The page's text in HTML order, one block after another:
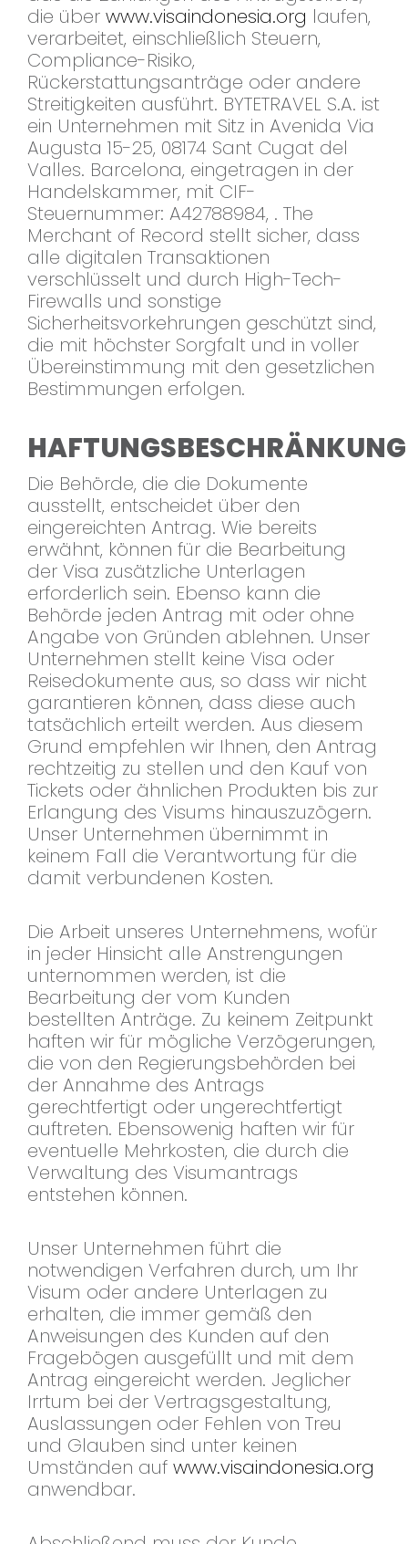
die über www.visaindonesia.org laufen,
verarbeitet, einschließlich Steuern,
Compliance-Risiko,
Rückerstattungsanträge oder andere
Streitigkeiten ausführt. BYTETRAVEL S.A. ist
ein Unternehmen mit Sitz in Avenida Via
Augusta 15-25, 08174 Sant Cugat del
Valles. Barcelona, eingetragen in der
Handelskammer, mit CIF-
Steuernummer: A42788984, . The
Merchant of Record stellt sicher, dass
alle digitalen Transaktionen
verschlüsselt und durch High-Tech-
Firewalls und sonstige
Sicherheitsvorkehrungen geschützt sind,
die mit höchster Sorgfalt und in voller
Übereinstimmung mit den gesetzlichen
Bestimmungen erfolgen.
HAFTUNGSBESCHRÄNKUNG
Die Behörde, die die Dokumente
ausstellt, entscheidet über den
eingereichten Antrag. Wie bereits
erwähnt, können für die Bearbeitung
der Visa zusätzliche Unterlagen
erforderlich sein. Ebenso kann die
Behörde jeden Antrag mit oder ohne
Angabe von Gründen ablehnen. Unser
Unternehmen stellt keine Visa oder
Reisedokumente aus, so dass wir nicht
garantieren können, dass diese auch
tatsächlich erteilt werden. Aus diesem
Grund empfehlen wir Ihnen, den Antrag
rechtzeitig zu stellen und den Kauf von
Tickets oder ähnlichen Produkten bis zur
Erlangung des Visums hinauszuzögern.
Unser Unternehmen übernimmt in
keinem Fall die Verantwortung für die
damit verbundenen Kosten.
Die Arbeit unseres Unternehmens, wofür
in jeder Hinsicht alle Anstrengungen
unternommen werden, ist die
Bearbeitung der vom Kunden
bestellten Anträge. Zu keinem Zeitpunkt
haften wir für mögliche Verzögerungen,
die von den Regierungsbehörden bei
der Annahme des Antrags
gerechtfertigt oder ungerechtfertigt
auftreten. Ebensowenig haften wir für
eventuelle Mehrkosten, die durch die
Verwaltung des Visumantrags
entstehen können.
Unser Unternehmen führt die
notwendigen Verfahren durch, um Ihr
Visum oder andere Unterlagen zu
erhalten, die immer gemäß den
Anweisungen des Kunden auf den
Fragebögen ausgefüllt und mit dem
Antrag eingereicht werden. Jeglicher
Irrtum bei der Vertragsgestaltung,
Auslassungen oder Fehlen von Treu
und Glauben sind unter keinen
Umständen auf www.visaindonesia.org
anwendbar.